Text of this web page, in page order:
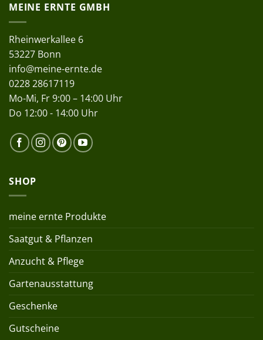
MEINE ERNTE GMBH
Rheinwerkallee 6
53227 Bonn
info@meine-ernte.de
0228 28617119
Mo-Mi, Fr 9:00 – 14:00 Uhr
Do 12:00 - 14:00 Uhr
SHOP
meine ernte Produkte
Saatgut & Pflanzen
Anzucht & Pflege
Gartenausstattung
Geschenke
Gutscheine